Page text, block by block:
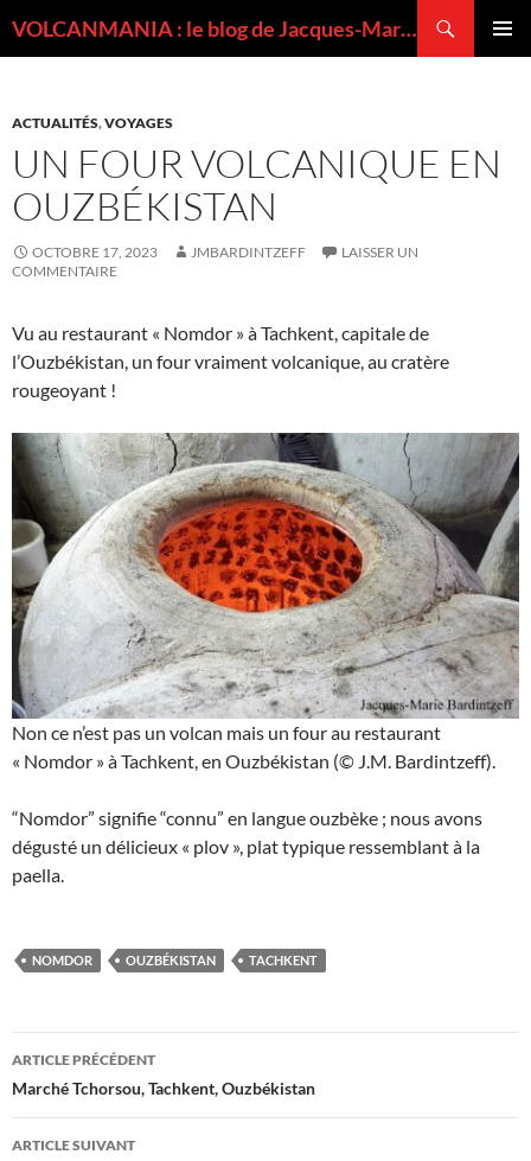
VOLCANMANIA : le blog de Jacques-Marie BARDINTZEFF, volcanologue
ACTUALITÉS,VOYAGES
UN FOUR VOLCANIQUE EN
OUZBÉKISTAN
OCTOBRE 17, 2023 JMBARDINTZEFF
LAISSER UN
COMMENTAIRE
Vu au restaurant « Nomdor » à Tachkent, capitale de
l’Ouzbékistan, un four vraiment volcanique, au cratère
rougeoyant !
Non ce n’est pas un volcan mais un four au restaurant
« Nomdor » à Tachkent, en Ouzbékistan (© J.M. Bardintzeff).
“Nomdor” signifie “connu” en langue ouzbèke ; nous avons
dégusté un délicieux « plov », plat typique ressemblant à la
paella.
NOMDOR OUZBÉKISTAN TACHKENT
Navigation
des
articles
ARTICLE PRÉCÉDENT
Marché Tchorsou, Tachkent, Ouzbékistan
ARTICLE SUIVANT